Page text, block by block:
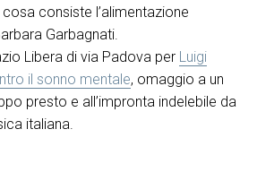
consiste l’alimentazione
Garbagnati.
Libera di via Padova per Luigi
il sonno mentale, omaggio a un
presto e all’impronta indelebile da
italiana.